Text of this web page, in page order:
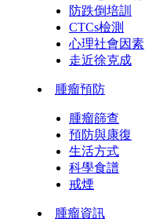
防跌倒培訓
CTCs檢測
心理社會因素
走近徐克成
腫瘤預防
腫瘤篩查
預防與康復
生活方式
科學食譜
戒煙
腫瘤資訊